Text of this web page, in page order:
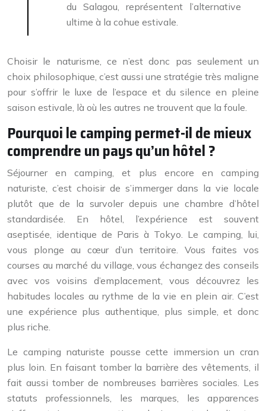
du Salagou, représentent l’alternative
ultime à la cohue estivale.
Choisir le naturisme, ce n’est donc pas seulement un
choix philosophique, c’est aussi une stratégie très maligne
pour s’offrir le luxe de l’espace et du silence en pleine
saison estivale, là où les autres ne trouvent que la foule.
Pourquoi le camping permet-il de mieux
comprendre un pays qu’un hôtel ?
Séjourner en camping, et plus encore en camping
naturiste, c’est choisir de s’immerger dans la vie locale
plutôt que de la survoler depuis une chambre d’hôtel
standardisée. En hôtel, l’expérience est souvent
aseptisée, identique de Paris à Tokyo. Le camping, lui,
vous plonge au cœur d’un territoire. Vous faites vos
courses au marché du village, vous échangez des conseils
avec vos voisins d’emplacement, vous découvrez les
habitudes locales au rythme de la vie en plein air. C’est
une expérience plus authentique, plus simple, et donc
plus riche.
Le camping naturiste pousse cette immersion un cran
plus loin. En faisant tomber la barrière des vêtements, il
fait aussi tomber de nombreuses barrières sociales. Les
statuts professionnels, les marques, les apparences